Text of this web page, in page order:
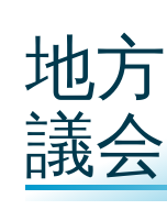
地
議会